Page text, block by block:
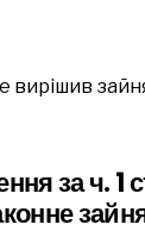
вирішив
за ч. 1